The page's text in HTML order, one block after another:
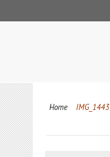
Home IMG_1443